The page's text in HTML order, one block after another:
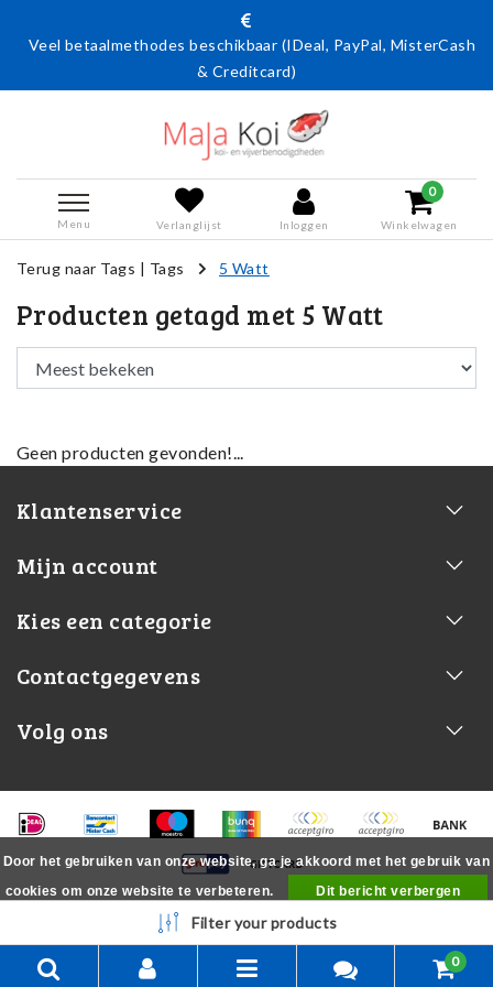
Veel betaalmethodes beschikbaar (IDeal, PayPal, MisterCash
& Creditcard)
Menu Verlanglijst Inloggen
0
Winkelwagen
Terug naar Tags | Tags 5 Watt
Producten getagd met 5 Watt
Geen producten gevonden!...
Klantenservice
Mijn account
Kies een categorie
Contactgegevens
Volg ons
Filter your products
0
Door het gebruiken van onze website, ga je akkoord met het gebruik van
cookies om onze website te verbeteren.
Dit bericht verbergen
Meer over cookies »